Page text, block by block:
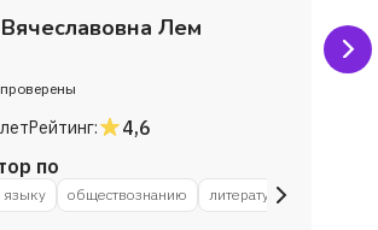
Лем
Рейтинг:
4,6
по
языку обществознанию литературе